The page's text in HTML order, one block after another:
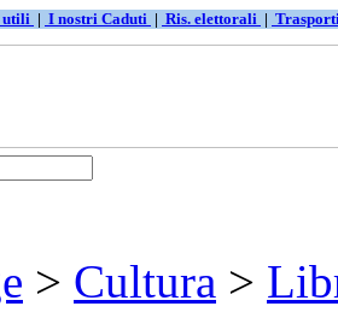
utili | I nostri Caduti | Ris. elettorali |
> Cultura >